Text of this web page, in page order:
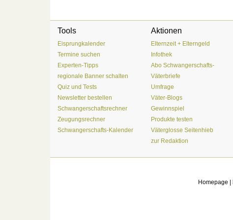
Tools
Eisprungkalender
Termine suchen
Experten-Tipps
regionale Banner schalten
Quiz und Tests
Newsletter bestellen
Schwangerschaftsrechner
Zeugungsrechner
Schwangerschafts-Kalender
Aktionen
Elternzeit + Elterngeld
Infothek
Abo Schwangerschafts-
Väterbriefe
Umfrage
Väter-Blogs
Gewinnspiel
Produkte testen
Väterglosse Seitenhieb
zur Redaktion
Homepage